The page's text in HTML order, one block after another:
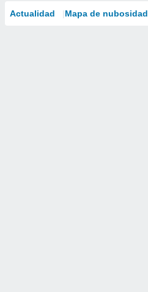
Actualidad Mapa de nubosidad